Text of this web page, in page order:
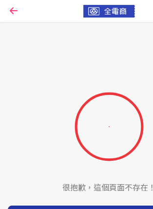
很抱歉，這個頁面不存在！